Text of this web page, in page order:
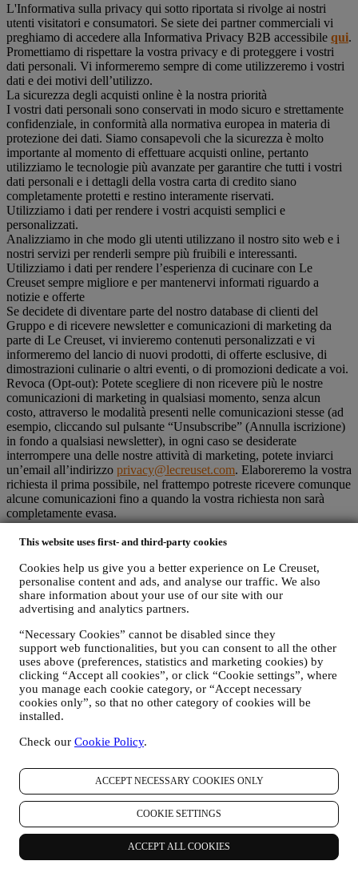
This website uses first- and third-party cookies
Cookies help us give you a better experience on Le Creuset,
personalise content and ads, and analyse our traffic. We also
share information about your use of our site with our
advertising and analytics partners.
“Necessary Cookies” cannot be disabled since they
support web functionalities, but you can consent to all the other
uses above (preferences, statistics and marketing cookies) by
clicking “Accept all cookies”, or click “Cookie settings”, where
you manage each cookie category, or “Accept necessary
cookies only”, so that no other category of cookies will be
installed.
Check our Cookie Policy.
ACCEPT NECESSARY COOKIES ONLY
COOKIE SETTINGS
ACCEPT ALL COOKIES
L'Informativa sulla privacy qui sotto riportata si rivolge ai nostri
utenti visitatori e consumatori. Se siete dei partner commerciali vi
preghiamo di accedere alla Informativa Privacy B2B accessibile qui.
Promettiamo di rispettare la vostra privacy e di proteggere i vostri
dati personali. Vi informeremo sempre di come utilizzeremo i vostri
dati e dei motivi dell’utilizzo.
La sicurezza degli acquisti online è la nostra priorità
I vostri dati personali sono conservati in modo sicuro e strettamente
confidenziale, in conformità alla normativa europea in materia di
protezione dei dati. Siamo consapevoli che la sicurezza è molto
importante al momento di effettuare acquisti online, pertanto
utilizziamo le tecnologie più avanzate per garantire che tutti i vostri
dati personali e i dettagli della vostra carta di credito siano
completamente protetti e restino interamente riservati.
Utilizziamo i dati per rendere i vostri acquisti semplici e
personalizzati.
Analizziamo in che modo gli utenti utilizzano il nostro sito web e i
nostri servizi per renderli sempre più fruibili e interessanti.
Utilizziamo i dati per rendere l’esperienza di cucinare con Le
Creuset sempre migliore e per mantenervi informati riguardo a
notizie e offerte
Se decidete di diventare parte del nostro database di clienti del
Gruppo e di ricevere newsletter e comunicazioni di marketing da
parte di Le Creuset, vi invieremo contenuti personalizzati e vi
informeremo del lancio di nuovi prodotti, di offerte esclusive, di
dimostrazioni culinarie o altri eventi, o di promozioni dedicate a voi.
Revoca (Opt-out): Potete scegliere di non ricevere più le nostre
comunicazioni di marketing in qualsiasi momento, senza alcun
costo, attraverso le modalità presenti nelle comunicazioni stesse (ad
esempio, cliccando sul pulsante “Unsubscribe” (Annulla iscrizione)
in fondo a qualsiasi newsletter), in ogni caso se desiderate
interrompere una delle nostre attività di marketing, potete inviarci
un’email all’indirizzo privacy@lecreuset.com. Elaboreremo la vostra
richiesta il prima possibile, nel frattempo potreste ricevere comunque
alcune comunicazioni fino a quando la vostra richiesta non sarà
completamente evasa.
I vostri dati sono sotto il vostro controllo
Ricordatevi che voi avete il controllo dei vostri dati e potete gestire
trasmetteremo mai i vostri dati a terze parti esterne per i loro scopi di
marketing senza la vostra autorizzazione. Per qualsiasi informazione
o per esercitare i vostri diritti ai sensi privacy, potete inviarci un'e-
mail all'indirizzo privacy@lecreuset.com per segnalarci la vostra
richiesta e vi risponderemo in modo tempestivo.
Informativa Sulla Privacy Di Le Creuset Completa
Le Creuset è impegnata a proteggere i vostri dati personali e la
vostra privacy e la presente Informativa illustra in che modo
raccogliamo e trattiamo i vostri dati personali in conformità alla
normativa UE in materia di protezione dei dati (ivi incluso il
alla legge applicabile in materia di protezione dei dati nel vostro
protezione dei dati”).
A) QUANDO RACCOGLIAMO DATI DA VOI E CHE TIPO DI DATI
RACCOGLIAMO?
Per “dati personali” si intende qualsiasi informazione relativa a voi e
che ci consente di identificarvi direttamente o in combinazione con
Minori: Non raccogliamo dati personali da minori. Dovete aver